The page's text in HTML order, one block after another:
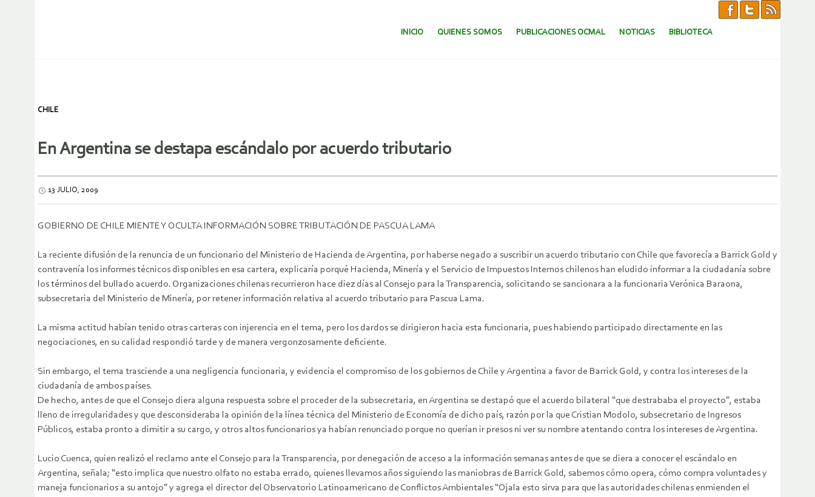
SALTAR AL CONTENIDO.
INICIO QUIENES SOMOS PUBLICACIONES OCMAL NOTICIAS BIBLIOTECA
CHILE
En Argentina se destapa escándalo por acuerdo tributario
13 JULIO, 2009
GOBIERNO DE CHILE MIENTE Y OCULTA INFORMACIÓN SOBRE TRIBUTACIÓN DE PASCUA LAMA
La reciente difusión de la renuncia de un funcionario del Ministerio de Hacienda de Argentina, por haberse negado a suscribir un acuerdo tributario con Chile que favorecía a Barrick Gold y
contravenía los informes técnicos disponibles en esa cartera, explicaría porqué Hacienda, Minería y el Servicio de Impuestos Internos chilenos han eludido informar a la ciudadanía sobre
los términos del bullado acuerdo. Organizaciones chilenas recurrieron hace diez días al Consejo para la Transparencia, solicitando se sancionara a la funcionaria Verónica Baraona,
subsecretaria del Ministerio de Minería, por retener información relativa al acuerdo tributario para Pascua Lama.
La misma actitud habían tenido otras carteras con injerencia en el tema, pero los dardos se dirigieron hacia esta funcionaria, pues habiendo participado directamente en las
negociaciones, en su calidad respondió tarde y de manera vergonzosamente deficiente.
Sin embargo, el tema trasciende a una negligencia funcionaria, y evidencia el compromiso de los gobiernos de Chile y Argentina a favor de Barrick Gold, y contra los intereses de la
ciudadanía de ambos países.
De hecho, antes de que el Consejo diera alguna respuesta sobre el proceder de la subsecretaria, en Argentina se destapó que el acuerdo bilateral “que destrababa el proyecto”, estaba
lleno de irregularidades y que desconsideraba la opinión de la línea técnica del Ministerio de Economía de dicho país, razón por la que Cristian Modolo, subsecretario de Ingresos
Públicos, estaba pronto a dimitir a su cargo, y otros altos funcionarios ya habían renunciado porque no querían ir presos ni ver su nombre atentando contra los intereses de Argentina.
Lucio Cuenca, quien realizó el reclamo ante el Consejo para la Transparencia, por denegación de acceso a la información semanas antes de que se diera a conocer el escándalo en
Argentina, señala; “esto implica que nuestro olfato no estaba errado, quienes llevamos años siguiendo las maniobras de Barrick Gold, sabemos cómo opera, cómo compra voluntades y
maneja funcionarios a su antojo” y agrega el director del Observatorio Latinoamericano de Conflictos Ambientales “Ojala esto sirva para que las autoridades chilenas enmienden el